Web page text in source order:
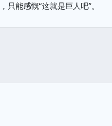
能感慨“这就是巨人吧”。